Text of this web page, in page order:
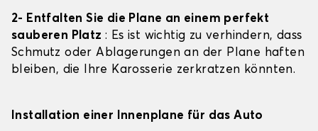
2- Entfalten Sie die Plane an einem perfekt
sauberen Platz: Es ist wichtig zu verhindern, dass
Schmutz oder Ablagerungen an der Plane haften
bleiben, die Ihre Karosserie zerkratzen könnten.
Installation einer Innenplane für das Auto